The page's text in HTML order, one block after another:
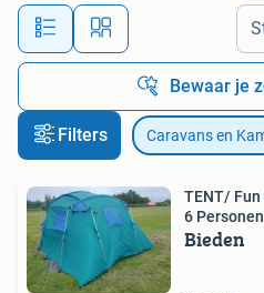
Alle
Bewaar je
Filters Caravans en
TENT/
6 Personen
Bieden